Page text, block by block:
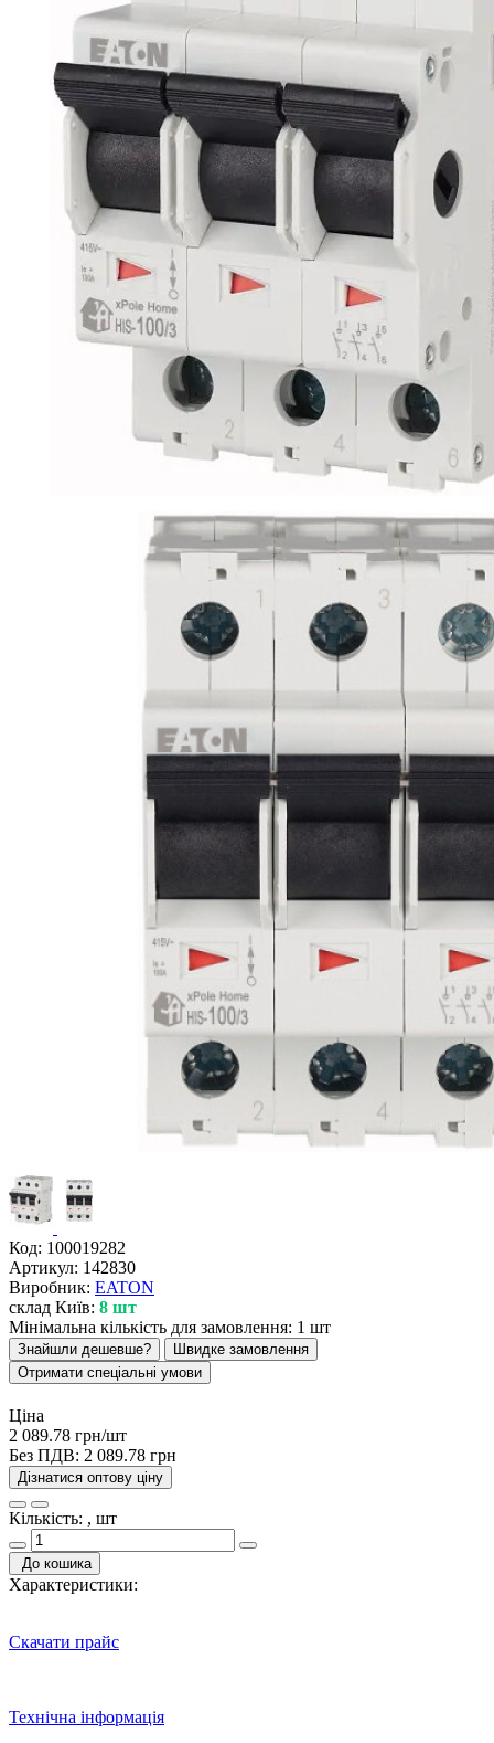
Код: 100019282
Артикул: 142830
Виробник: EATON
склад Київ: 8 шт
Мінімальна кількість для замовлення: 1 шт
Знайшли дешевше?
Швидке замовлення
Отримати спеціальні умови
Ціна
2 089.78 грн/шт
Без ПДВ: 2 089.78 грн
Дізнатися оптову ціну
Кількість: , шт
До кошика
Характеристики:
Скачати прайс
Технічна інформація